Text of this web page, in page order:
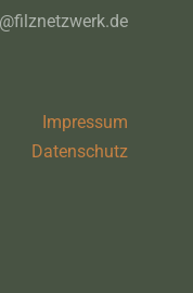
Impressum
Datenschutz